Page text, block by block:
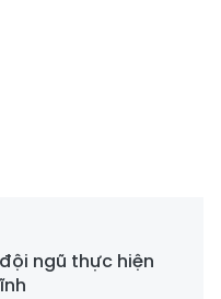
ngũ thực hiện